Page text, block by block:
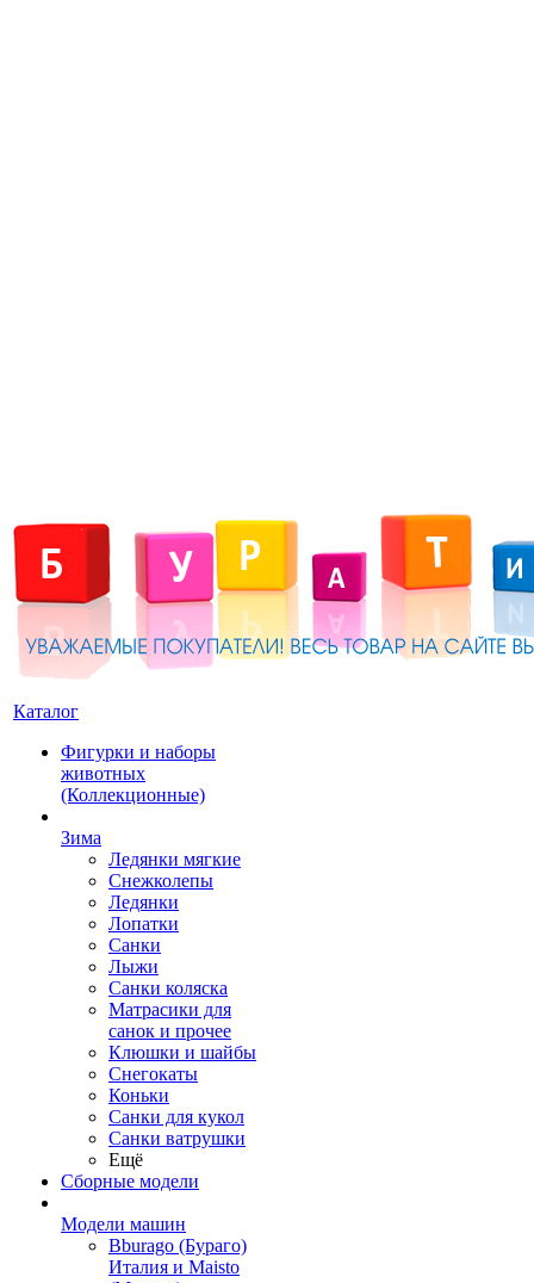
Каталог
Фигурки и наборы
животных
(Коллекционные)
Зима
Ледянки мягкие
Снежколепы
Ледянки
Лопатки
Санки
Лыжи
Санки коляска
Матрасики для
санок и прочее
Клюшки и шайбы
Снегокаты
Коньки
Санки для кукол
Санки ватрушки
Ещё
Сборные модели
Модели машин
Bburago (Бураго)
Италия и Maisto